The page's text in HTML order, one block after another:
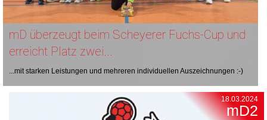
mD überzeugt beim Scheyerer Fuchs-Cup und
erreicht Platz zwei...
...mit starken Leistungen und mehreren individuellen Auszeichnungen :-)
18.03.2024
mD2